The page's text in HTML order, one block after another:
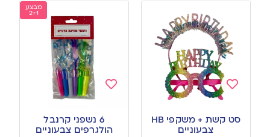
Add
to
wishlist
סט קשת + משקפי HB
צבעוניים
מבצע
2+1
wishlist
6 נשפני קרנבל
הולגרפים צבעוניים